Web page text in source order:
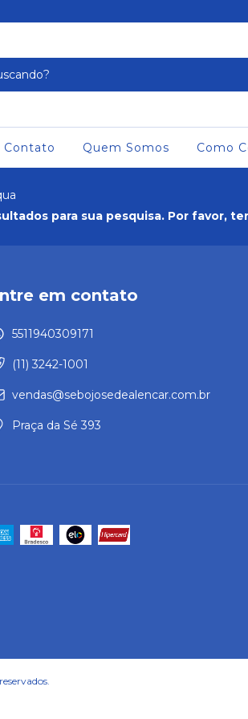
Contato Quem Somos Como
para sua pesquisa. Por favor,
em contato
5511940309171
(11) 3242-1001
vendas@sebojosedealencar.com.br
Praça da Sé 393